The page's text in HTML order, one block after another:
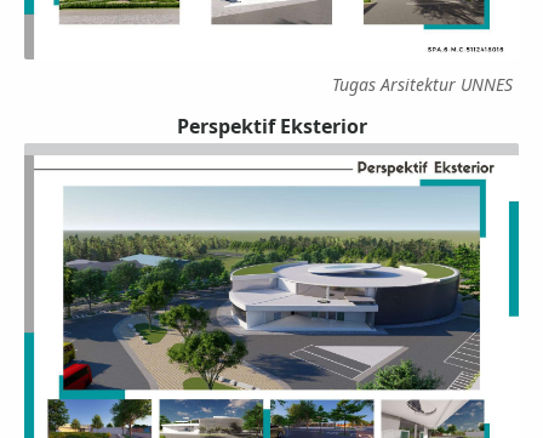
Tugas Arsitektur UNNES
Perspektif Eksterior